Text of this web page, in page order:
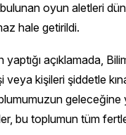
oyun aletleri
hale getirildi.
açıklamada,
kişileri şiddetle
geleceğine
bu toplumun tüm